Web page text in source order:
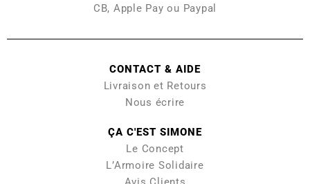
CB, Apple Pay ou Paypal
CONTACT & AIDE
Livraison et Retours
Nous écrire
ÇA C'EST SIMONE
Le Concept
L’Armoire Solidaire